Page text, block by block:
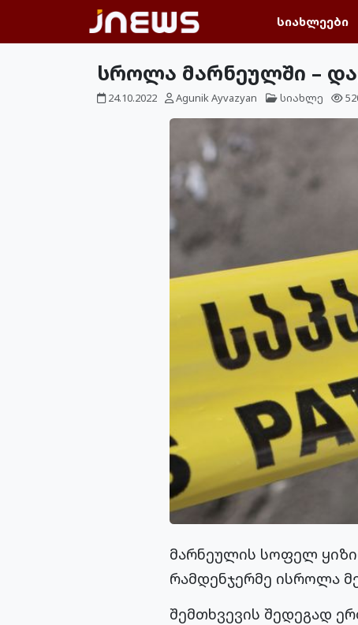
სიახლეები
სროლა მარნეულში –
24.10.2022 Agunik Ayvazyan სიახლე
მარნეულის სოფელ
რამდენჯერმე ისროლა
შემთხვევის შედეგად